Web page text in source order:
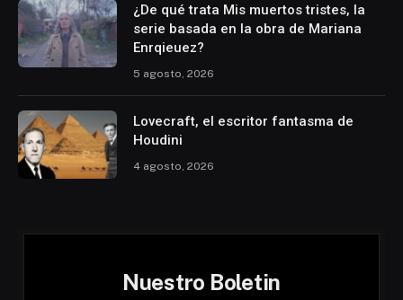
¿De qué trata Mis muertos tristes, la
serie basada en la obra de Mariana
Enrqieuez?
5 agosto, 2026
Lovecraft, el escritor fantasma de
Houdini
4 agosto, 2026
Nuestro Boletin